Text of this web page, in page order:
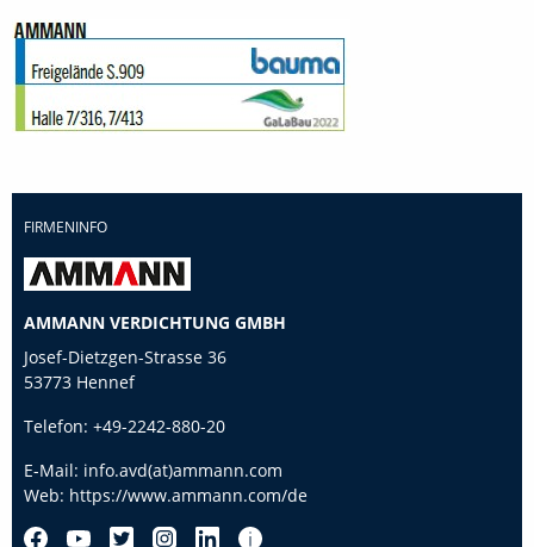
FIRMENINFO
AMMANN VERDICHTUNG GMBH
Josef-Dietzgen-Strasse 36
53773 Hennef
Telefon: +49-2242-880-20
E-Mail: info.avd(at)ammann.com
Web: https://www.ammann.com/de